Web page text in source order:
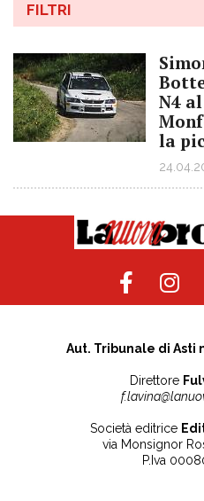
FILTRI
N4
la
Aut. Tribunale di Asti
Direttore
Società editrice
via Monsignor
P.Iva